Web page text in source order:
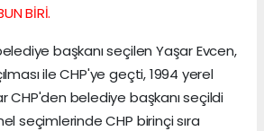
BİRİ.
başkanı seçilen Yaşar Evcen,
ile CHP'ye geçti, 1994 yerel
CHP'den belediye başkanı seçildi
seçimlerinde CHP birinçi sıra